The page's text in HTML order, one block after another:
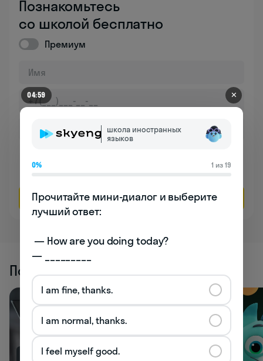
Познакомьтесь
со школой бесплатно
Премиум
Оставить заявку
Похожие статьи
04:59 ✕
школа иностранных
языков
0% 1 из 19
Прочитайте мини-диалог и выберите
лучший ответ:
— _________
I am fine, thanks.
I am normal, thanks.
I feel myself good.